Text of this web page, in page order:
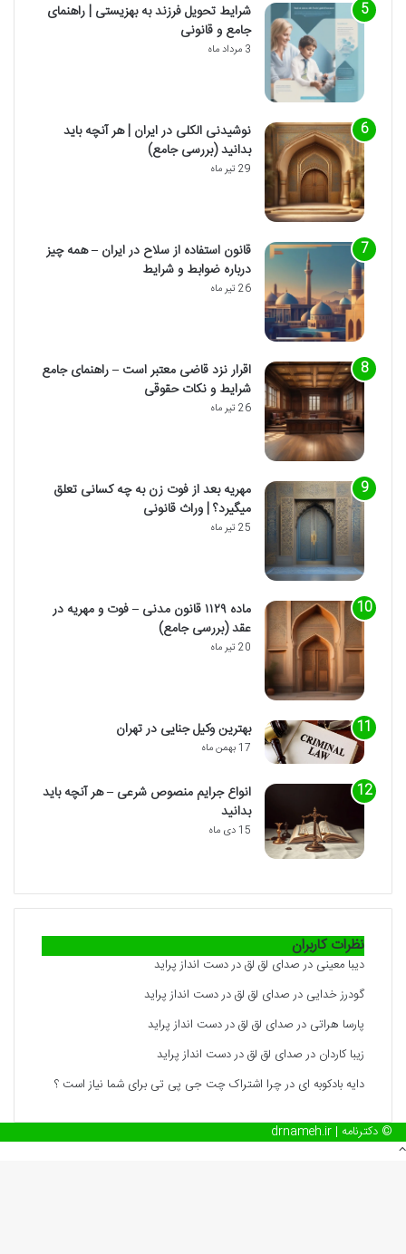
شرایط تحویل فرزند به بهزیستی | راهنمای
جامع و قانونی
3 مرداد ماه
نوشیدنی الکلی در ایران | هر آنچه باید
بدانید (بررسی جامع)
29 تیر ماه
قانون استفاده از سلاح در ایران – همه چیز
درباره ضوابط و شرایط
26 تیر ماه
اقرار نزد قاضی معتبر است – راهنمای جامع
شرایط و نکات حقوقی
26 تیر ماه
مهریه بعد از فوت زن به چه کسانی تعلق
میگیرد؟ | وراث قانونی
25 تیر ماه
ماده ۱۱۲۹ قانون مدنی – فوت و مهریه در
عقد (بررسی جامع)
20 تیر ماه
بهترین وکیل جنایی در تهران
17 بهمن ماه
انواع جرایم منصوص شرعی – هر آنچه باید
بدانید
15 دی ماه
نظرات کاربران
دیبا معینی درصدای لق لق در دست انداز پراید
گودرز خدایی درصدای لق لق در دست انداز پراید
پارسا هراتی درصدای لق لق در دست انداز پراید
زیبا کاردان درصدای لق لق در دست انداز پراید
دایه بادکوبه ای درچرا اشتراک چت جی پی تی برای شما نیاز است ؟
© دکترنامه | drnameh.ir